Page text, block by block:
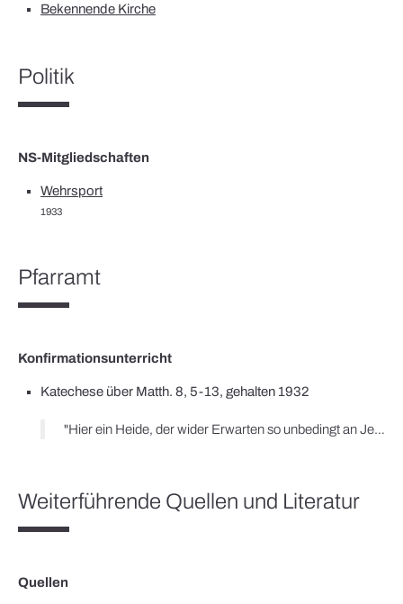
Bekennende Kirche
Politik
NS-Mitgliedschaften
Wehrsport
1933
Pfarramt
Konfirmationsunterricht
Katechese über Matth. 8, 5-13, gehalten 1932
"Hier ein Heide, der wider Erwarten so unbedingt an Jesus glaubt. – Dort die Juden, die den Messias erwarten, aber nicht an Jesus glauben. Hier die Heiden, die vielen vom Morgen und vom Abend, die mit Abraham und Isaak und Jakob im Himmelreich sitzen. – Dort die Juden, die Kinder des Reiches, die ausgestossen werden in die Finsternis. […] Die Juden […] wollten immer zuerst Zeichen und Wunder sehen, ehe sie glauben wollten, sie wollten erst prüfen und dann glauben und nicht erst glauben und dann prüfen, sie bleiben daher im Unglauben. Das alles steht hinter Jesu Worten: Solchen Glauben habe ich in Israel nicht gefunden. […] Jesus weist hin auf das Gericht, das die Juden wegen ihres Unglaubens treffen wird. Die Juden halten sich vor den anderen Völkern bevorzugt. […] Weil sie nicht glauben, werden sie hinausgestossen in die Finsternis. Aber mit ihrem Verderben ist nun keineswegs das, was Christus ist und bedeutet, erschöpft. Etwas Neues fängt an. Und den Anfang dieses Neuen haben die Juden hier mit diesem Hauptmann vor sich. Ob sie es wohl sehen? Die Heiden, Menschen, an die die Juden nie gedacht haben, werden kommen und ihren Platz bei den Erzvätern einnehmen."
Weiterführende Quellen und Literatur
Quellen